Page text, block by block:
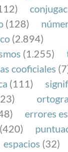
por la
objetivo es
de
(128)
(2.894)
(1.255)
cooficiales
(111)
errores
(420)
espacios (32)